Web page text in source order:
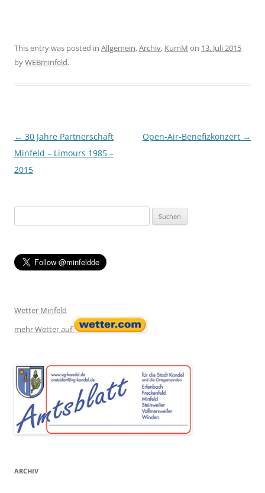
This entry was posted in Allgemein,Archiv, KumM on 13. Juli 2015
byWEBminfeld.
Post navigation
← 30 Jahre Partnerschaft
Minfeld – Limours 1985 –
2015
Open-Air-Benefizkonzert →
nach:
Wetter Minfeld
mehr Wetter auf
ARCHIV